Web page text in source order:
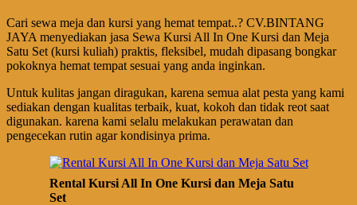
Cari sewa meja dan kursi yang hemat tempat..? CV.BINTANG
JAYA menyediakan jasa Sewa Kursi All In One Kursi dan Meja
Satu Set (kursi kuliah) praktis, fleksibel, mudah dipasang bongkar
pokoknya hemat tempat sesuai yang anda inginkan.
Untuk kulitas jangan diragukan, karena semua alat pesta yang kami
sediakan dengan kualitas terbaik, kuat, kokoh dan tidak reot saat
digunakan. karena kami selalu melakukan perawatan dan
pengecekan rutin agar kondisinya prima.
Rental Kursi All In One Kursi dan Meja Satu
Set